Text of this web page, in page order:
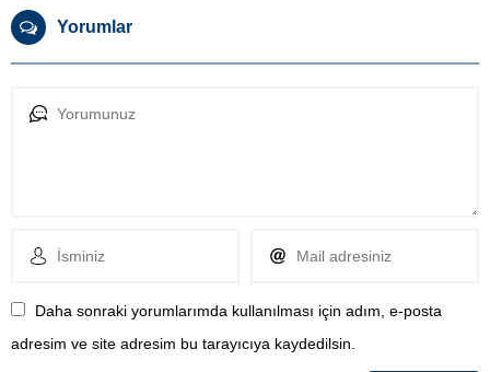
Yorumlar
Daha sonraki yorumlarımda kullanılması için adım, e-posta
adresim ve site adresim bu tarayıcıya kaydedilsin.